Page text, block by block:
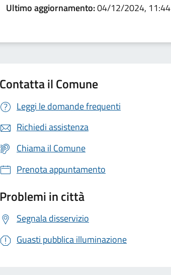
Ultimo aggiornamento:04/12/2024, 11:44
Contatta il Comune
Leggi le domande frequenti
Richiedi assistenza
Chiama il Comune
Prenota appuntamento
Problemi in città
Segnala disservizio
Guasti pubblica illuminazione